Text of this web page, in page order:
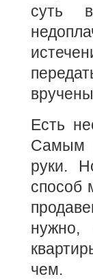
суть
Есть
Самым
руки.
способ
нужно,
чем.